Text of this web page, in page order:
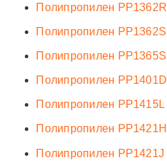
Полипропилен PP1362R
Полипропилен PP1362S
Полипропилен PP1365S
Полипропилен PP1401D
Полипропилен PP1415L
Полипропилен PP1421H
Полипропилен PP1421J